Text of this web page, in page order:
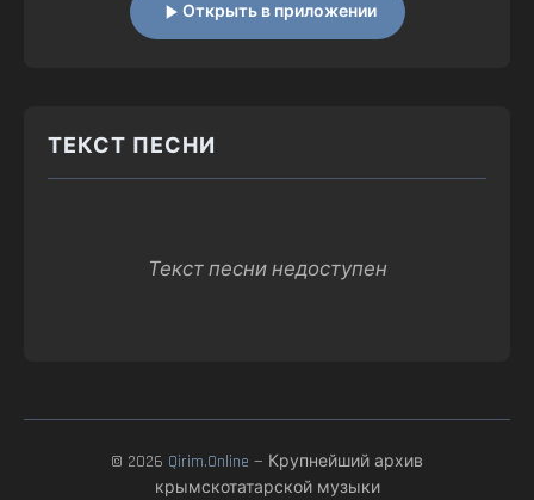
Открыть в приложении
ТЕКСТ ПЕСНИ
Текст песни недоступен
© 2026 Qirim.Online — Крупнейший архив
крымскотатарской музыки